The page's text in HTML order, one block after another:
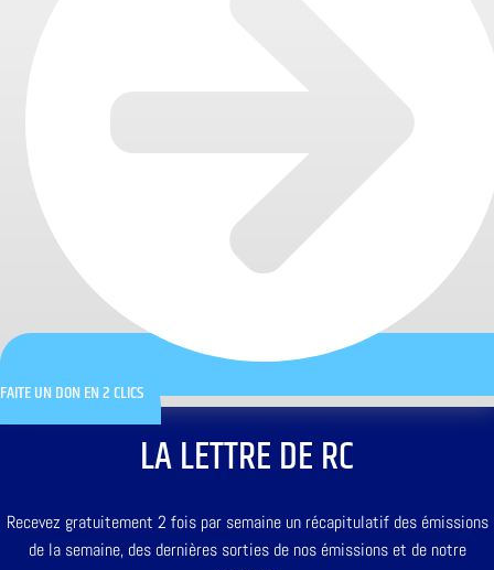
FAITE UN DON EN 2 CLICS
LA LETTRE DE RC
Recevez gratuitement 2 fois par semaine un récapitulatif des émissions
de la semaine, des dernières sorties de nos émissions et de notre